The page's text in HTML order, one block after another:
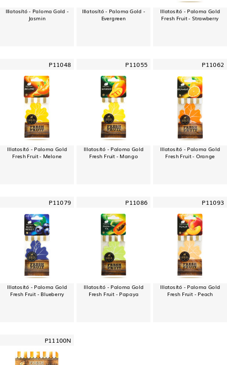
Illatosító - Paloma Gold -
Jasmin
Illatosító - Paloma Gold -
Evergreen
Illatosító - Paloma Gold
Fresh Fruit - Strawberry
P11048
Illatosító - Paloma Gold
Fresh Fruit - Melone
P11055
Illatosító - Paloma Gold
Fresh Fruit - Mango
P11062
Illatosító - Paloma Gold
Fresh Fruit - Orange
P11079
Illatosító - Paloma Gold
Fresh Fruit - Blueberry
P11086
Illatosító - Paloma Gold
Fresh Fruit - Papaya
P11093
Illatosító - Paloma Gold
Fresh Fruit - Peach
P11100N